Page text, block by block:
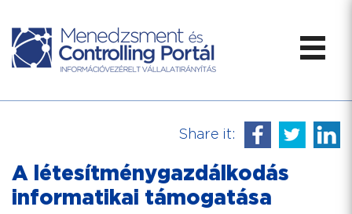
Share it:
A létesítménygazdálkodás
informatikai támogatása